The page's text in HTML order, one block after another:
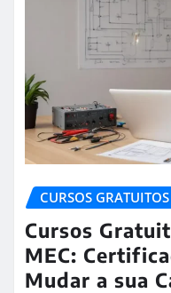
CURSOS GRATUITOS
Cursos
MEC:
Mudar a sua